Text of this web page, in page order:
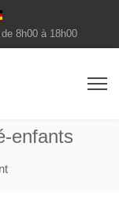
8h00 à 18h00
enfants